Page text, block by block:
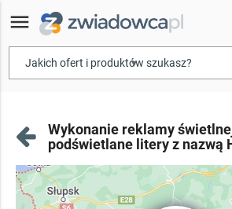
menu
▾
Wykonanie reklamy
podświetlane litery z nazwą